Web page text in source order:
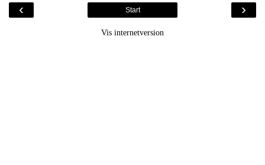
‹ ›
Start
Vis internetversion